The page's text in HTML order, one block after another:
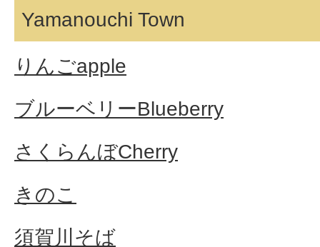
Yamanouchi Town
りんごapple
ブルーベリーBlueberry
さくらんぼCherry
きのこ
須賀川そば